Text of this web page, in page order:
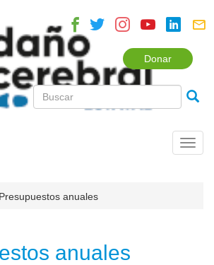
Donar
Presupuestos anuales
anuales